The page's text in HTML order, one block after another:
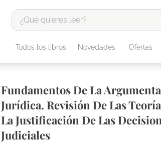
¿Qué quieres leer?
Todos los libros Novedades Ofertas
Fundamentos De La
Jurídica. Revisión De Las
La Justificación De Las
Judiciales
TÉRMINOS MÁS BUSCADOS
3.
harry potter
4.
iliada
5.
edición especial